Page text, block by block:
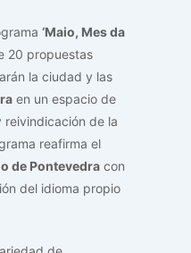
‘Maio, Mes da
20 propuestas
la ciudad y las
en un espacio de
de la
reafirma el
de Pontevedra con
del idioma propio